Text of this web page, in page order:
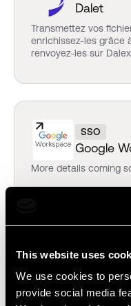
This website uses
We use cookies to
provide social media
Dalet
Transmettez vos
enrichissez-les grâce
renvoyez-les sur
SSO
Google
More details coming
EDITING
Adobe